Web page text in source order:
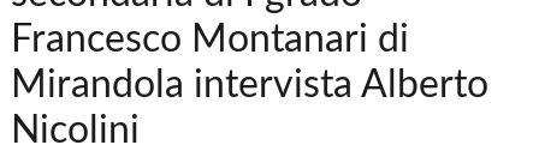
Francesco Montanari di
Mirandola intervista Alberto
Nicolini